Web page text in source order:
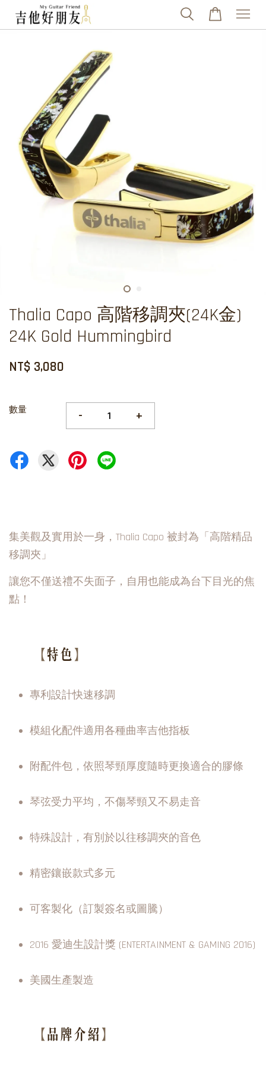
Thalia Capo 高階移調夾(24K金)
24K Gold Hummingbird
NT$ 3,080
數量 - +
集美觀及實用於一身，Thalia Capo 被封為「高階精品
移調夾」
讓您不僅送禮不失面子，自用也能成為台下目光的焦
點！
【特色 】
專利設計快速移調
模組化配件適用各種曲率吉他指板
附配件包，依照琴頸厚度隨時更換適合的膠條
琴弦受力平均，不傷琴頸又不易走音
特殊設計，有別於以往移調夾的音色
精密鑲嵌款式多元
可客製化（訂製簽名或圖騰）
2016 愛迪生設計獎 (ENTERTAINMENT & GAMING 2016)
美國生產製造
【 品牌介紹 】